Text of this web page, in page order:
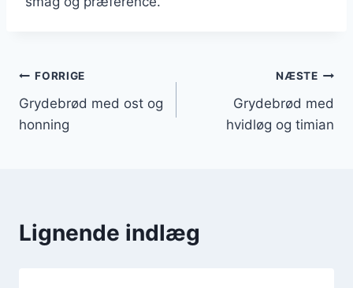
Indlægsnavigation
FORRIGE
Grydebrød med ost og
honning
NÆSTE
Grydebrød med
hvidløg og timian
Lignende indlæg